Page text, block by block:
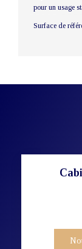
pour un usage
Surface de